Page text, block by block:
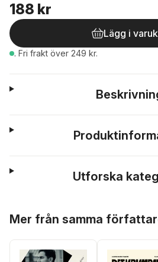
188 kr
Lägg i
. Fri frakt över 249 kr.
Utforska
Mer från samma